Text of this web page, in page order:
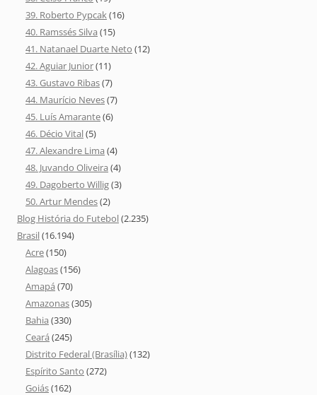
39. Roberto Pypcak(16)
40. Ramssés Silva (15)
41. Natanael Duarte Neto (12)
42. Aguiar Junior(11)
43. Gustavo Ribas(7)
44. Maurício Neves(7)
45. Luís Amarante(6)
46. Décio Vital(5)
47. Alexandre Lima (4)
48. Juvando Oliveira (4)
49. Dagoberto Willig(3)
50. Artur Mendes(2)
Blog História do Futebol(2.235)
Brasil(16.194)
Acre(150)
Alagoas(156)
Amapá (70)
Amazonas(305)
Bahia (330)
Ceará (245)
Distrito Federal (Brasília)(132)
Espírito Santo (272)
Goiás(162)